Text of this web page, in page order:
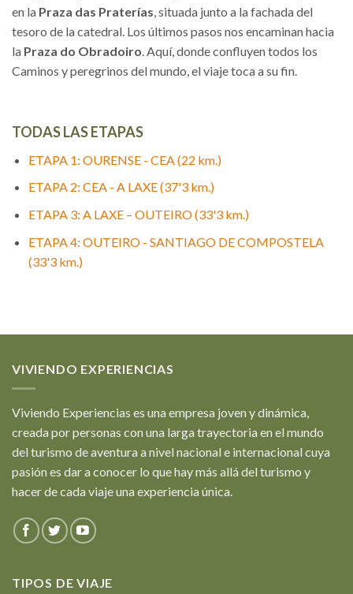
en la Praza das Praterías, situada junto a la fachada del
tesoro de la catedral. Los últimos pasos nos encaminan hacia
la Praza do Obradoiro. Aquí, donde confluyen todos los
Caminos y peregrinos del mundo, el viaje toca a su fin.
TODAS LAS ETAPAS
ETAPA 1: OURENSE - CEA (22 km.)
ETAPA 2: CEA - A LAXE (37'3 km.)
ETAPA 3: A LAXE – OUTEIRO (33'3 km.)
ETAPA 4: OUTEIRO - SANTIAGO DE COMPOSTELA
(33'3 km.)
VIVIENDO EXPERIENCIAS
Viviendo Experiencias es una empresa joven y dinámica,
creada por personas con una larga trayectoria en el mundo
del turismo de aventura a nivel nacional e internacional cuya
pasión es dar a conocer lo que hay más allá del turismo y
hacer de cada viaje una experiencia única.
TIPOS DE VIAJE